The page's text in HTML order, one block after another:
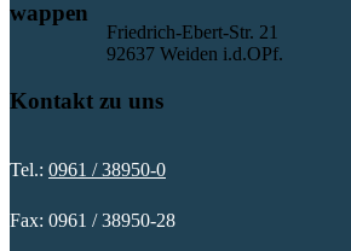
Friedrich-Ebert-Str. 21
92637 Weiden i.d.OPf.
Kontakt zu uns
Tel.: 0961 / 38950-0
Fax: 0961 / 38950-28